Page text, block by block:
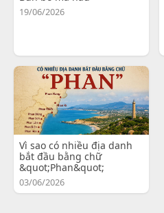
19/06/2026
Vì sao có nhiều địa danh
bắt đầu bằng chữ
&quot;Phan&quot;
03/06/2026